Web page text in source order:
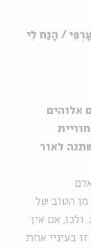
/ הָנַח לִי
אלוהים
לאור
מן הטוב של
ולכן, אם אין
בעיניי אחת